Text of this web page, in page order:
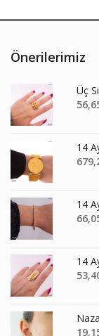
Önerilerimiz
Üç
14
14
14